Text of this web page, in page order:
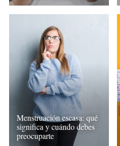
Menstruación escasa: qué
significa y cuándo debes
preocuparte